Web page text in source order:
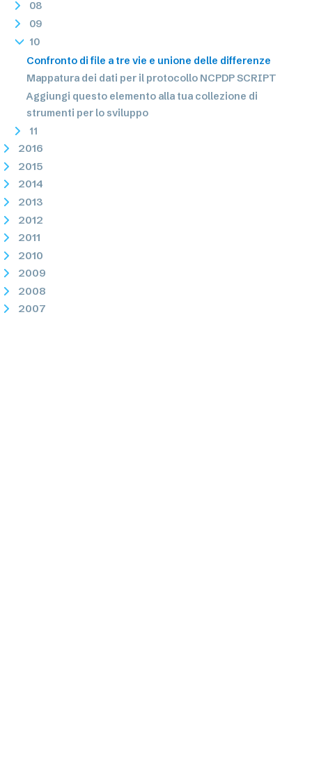
08
09
10
Confronto di file a tre vie e unione delle differenze
Mappatura dei dati per il protocollo NCPDP SCRIPT
Aggiungi questo elemento alla tua collezione di
strumenti per lo sviluppo
11
2016
2015
2014
2013
2012
2011
2010
2009
2008
2007